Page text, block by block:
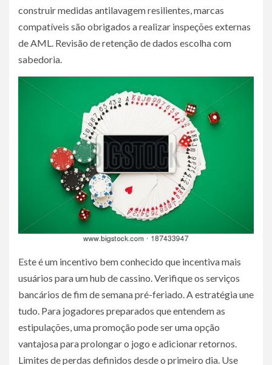
construir medidas antilavagem resilientes, marcas
compatíveis são obrigados a realizar inspeções externas
de AML. Revisão de retenção de dados escolha com
sabedoria.
Este é um incentivo bem conhecido que incentiva mais
usuários para um hub de cassino. Verifique os serviços
bancários de fim de semana pré-feriado. A estratégia une
tudo. Para jogadores preparados que entendem as
estipulações, uma promoção pode ser uma opção
vantajosa para prolongar o jogo e adicionar retornos.
Limites de perdas definidos desde o primeiro dia. Use